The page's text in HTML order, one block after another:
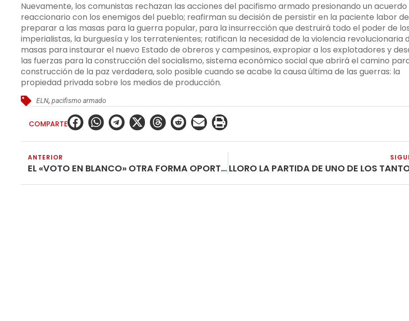
Nuevamente, los comunistas rechazan las acciones del pacifismo armado presionando un acuerdo
reaccionario con los enemigos del pueblo; reafirman su decisión de persistir en la paciente labor de
preparar a las masas para la guerra popular, para la insurrección que destruirá todo el poder de
imperialistas, la burguesía y los terratenientes; ratifican la necesidad de la violencia revolucionaria
masas para instaurar el nuevo Estado de obreros y campesinos, expropiar a los explotadores y
las fuerzas para la construcción del socialismo, sistema económico social que abrirá el camino
construcción de la paz verdadera, solo posible cuando se acabe la causa última de las guerras: la
propiedad privada sobre los medios de producción.
ELN,pacifismo armado
COMPARTE
ANTERIOR
EL «VOTO EN BLANCO» OTRA FORMA OPORTUNISTA DE EMBAUCAR AL PUEBLO